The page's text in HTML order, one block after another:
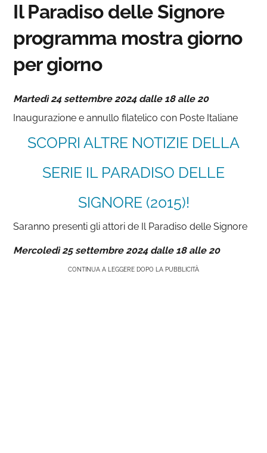
Il Paradiso delle Signore
programma mostra giorno
per giorno
Martedì 24 settembre 2024 dalle 18 alle 20
Inaugurazione e annullo filatelico con Poste Italiane
SCOPRI ALTRE NOTIZIE DELLA
SERIE IL PARADISO DELLE
SIGNORE (2015)!
Saranno presenti gli attori de Il Paradiso delle Signore
Mercoledì 25 settembre 2024 dalle 18 alle 20
CONTINUA A LEGGERE DOPO LA PUBBLICITÀ